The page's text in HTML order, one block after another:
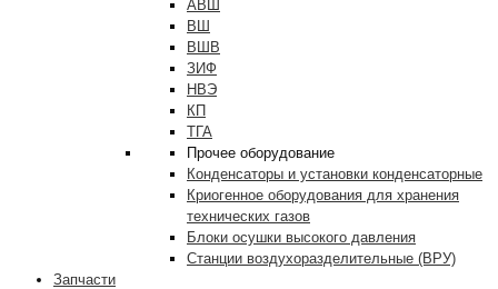
АВШ
ВШ
ВШВ
ЗИФ
НВЭ
КП
ТГА
Прочее оборудование
Конденсаторы и установки конденсаторные
Криогенное оборудования для хранения
технических газов
Блоки осушки высокого давления
Станции воздухоразделительные (ВРУ)
Запчасти